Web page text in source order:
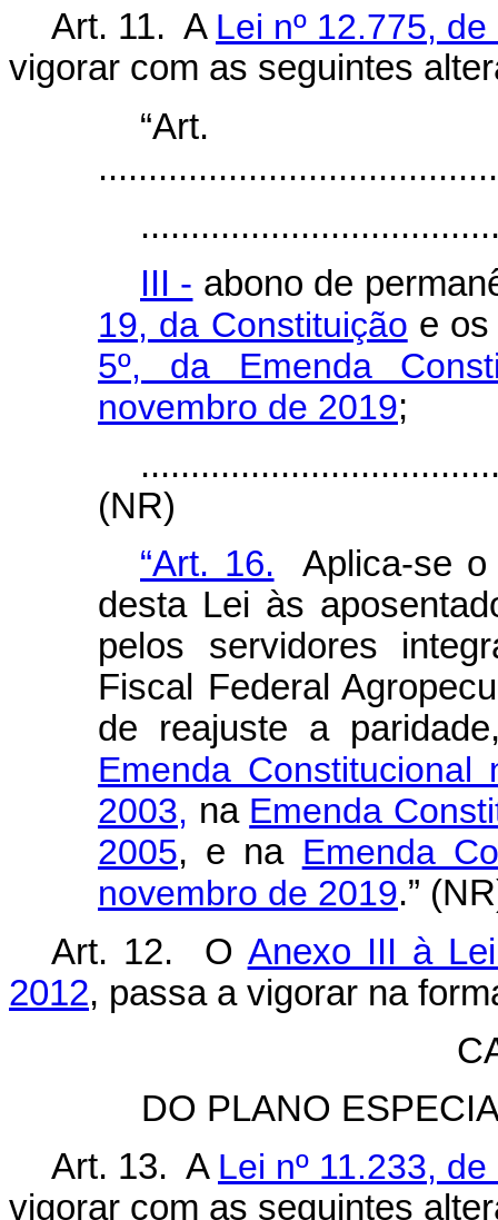
Art. 11. A Lei nº 12.775,
vigorar com as seguintes
III - abono de
19, da Constituição e
5º, da Emenda
novembro de 2019;
(NR)
“Art. 16. Aplica-se
desta Lei às
pelos servidores
Fiscal Federal
de reajuste a
Emenda
2003, na Emenda
2005, e na Emenda
novembro de 2019.”
Art. 12. O Anexo III à
2012, passa a vigorar na
DO PLANO
Art. 13. A Lei nº 11.233,
vigorar com as seguintes